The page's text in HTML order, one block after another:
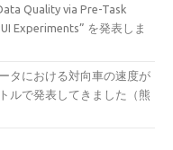
Quality via Pre-Task
Experiments” を発表しま
タにおける対向車の速度が
ルで発表してきました（熊